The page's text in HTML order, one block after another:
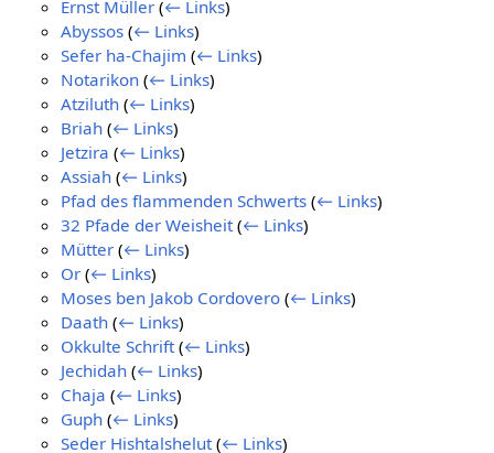
Ernst Müller (← Links)
Abyssos (← Links)
Sefer ha-Chajim (← Links)
Notarikon (← Links)
Atziluth (← Links)
Briah (← Links)
Jetzira (← Links)
Assiah (← Links)
Pfad des flammenden Schwerts (← Links)
32 Pfade der Weisheit (← Links)
Mütter (← Links)
Or (← Links)
Moses ben Jakob Cordovero (← Links)
Daath (← Links)
Okkulte Schrift (← Links)
Jechidah (← Links)
Chaja (← Links)
Guph (← Links)
Seder Hishtalshelut (← Links)